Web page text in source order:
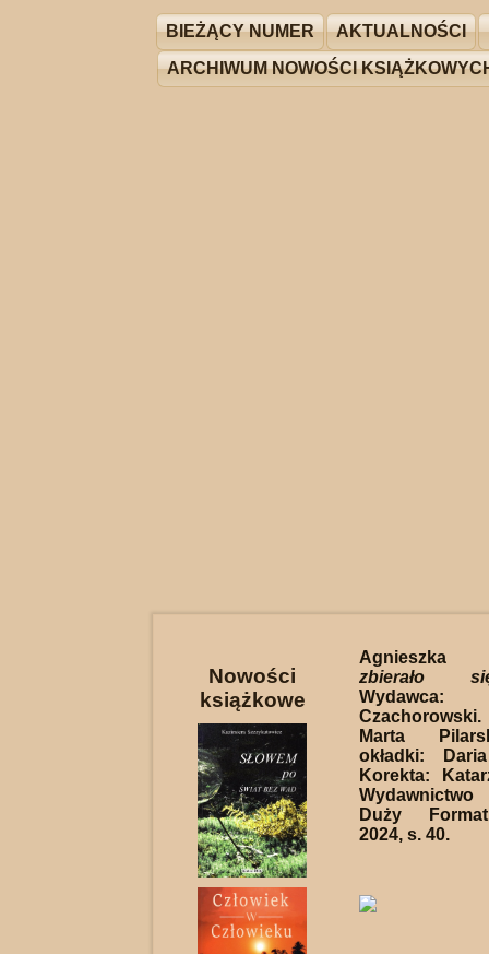
BIEŻĄCY NUMER AKTUALNOŚCI
ARCHIWUM NOWOŚCI
Nowości
książkowe
Agnieszka
zbierało
Marta
okładki:
Korekta:
Duży
2024, s. 40.